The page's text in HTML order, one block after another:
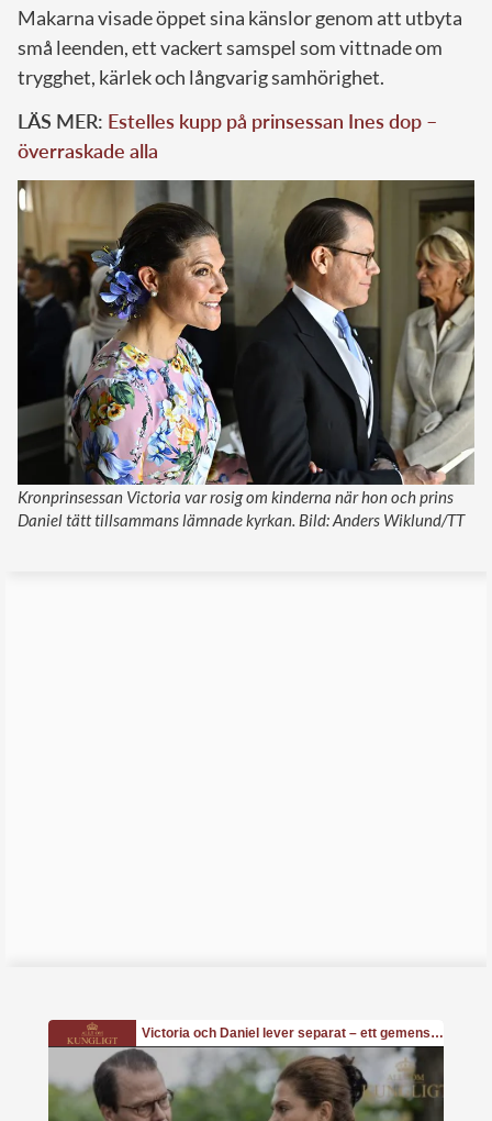
Makarna visade öppet sina känslor genom att utbyta
små leenden, ett vackert samspel som vittnade om
trygghet, kärlek och långvarig samhörighet.
LÄS MER: Estelles kupp på prinsessan Ines dop –
överraskade alla
Kronprinsessan Victoria var rosig om kinderna när hon och prins
Daniel tätt tillsammans lämnade kyrkan. Bild: Anders Wiklund/TT